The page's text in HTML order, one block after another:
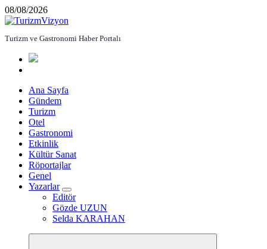
İçeriğe
atla
08/08/2026
Turizm ve Gastronomi Haber Portalı
Ana Sayfa
Gündem
Turizm
Otel
Gastronomi
Etkinlik
Kültür Sanat
Röportajlar
Genel
Yazarlar
Editör
Gözde UZUN
Selda KARAHAN